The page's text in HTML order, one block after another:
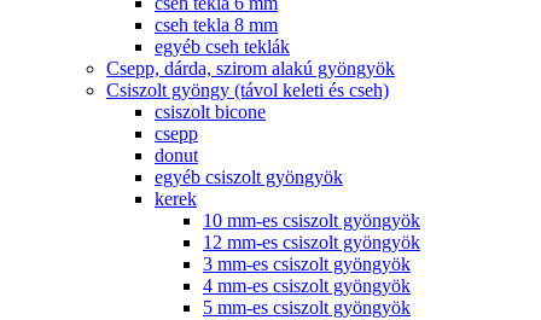
cseh tekla 8 mm
egyéb cseh teklák
Csepp, dárda, szirom alakú gyöngyök
Csiszolt gyöngy (távol keleti és cseh)
csiszolt bicone
csepp
donut
egyéb csiszolt gyöngyök
kerek
10 mm-es csiszolt gyöngyök
12 mm-es csiszolt gyöngyök
3 mm-es csiszolt gyöngyök
4 mm-es csiszolt gyöngyök
5 mm-es csiszolt gyöngyök